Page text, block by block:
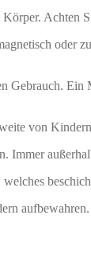
Achten
oder
Gebrauch.
von
Immer
aufbewahren.